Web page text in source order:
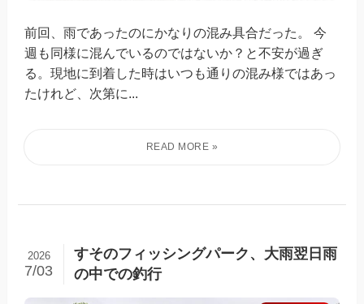
前回、雨であったのにかなりの混み具合だった。 今
週も同様に混んでいるのではないか？と不安が過ぎ
る。現地に到着した時はいつも通りの混み様ではあっ
たけれど、次第に...
すそのフィッシングパーク、大雨翌日雨
の中での釣行
2026
7/03